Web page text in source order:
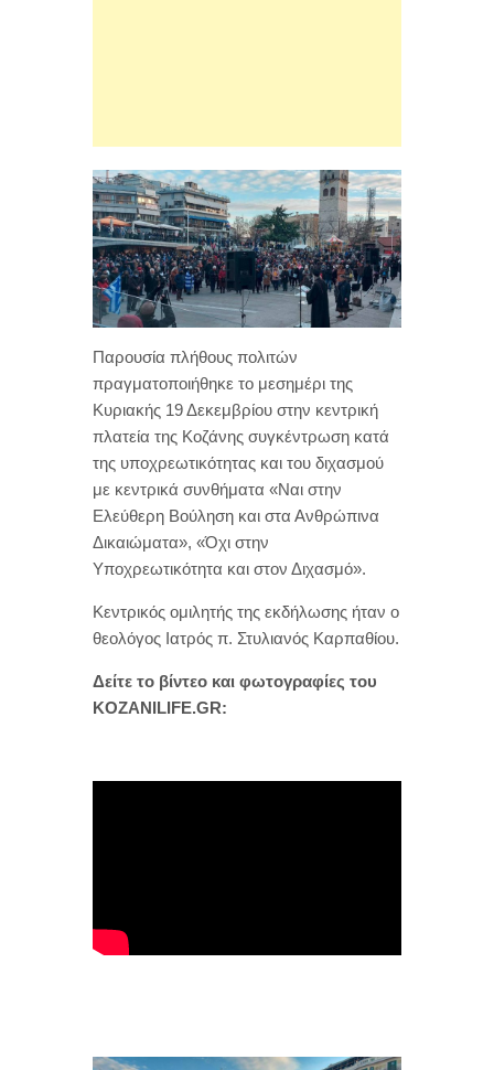
Παρουσία πλήθους πολιτών
πραγματοποιήθηκε το μεσημέρι της
Κυριακής 19 Δεκεμβρίου στην κεντρική
πλατεία της Κοζάνης συγκέντρωση κατά
της υποχρεωτικότητας και του διχασμού
με κεντρικά συνθήματα «Ναι στην
Ελεύθερη Βούληση και στα Ανθρώπινα
Δικαιώματα», «Όχι στην
Υποχρεωτικότητα και στον Διχασμό».
Κεντρικός ομιλητής της εκδήλωσης ήταν ο
θεολόγος Ιατρός π. Στυλιανός Καρπαθίου.
Δείτε το βίντεο και φωτογραφίες του
KOZANILIFE.GR: